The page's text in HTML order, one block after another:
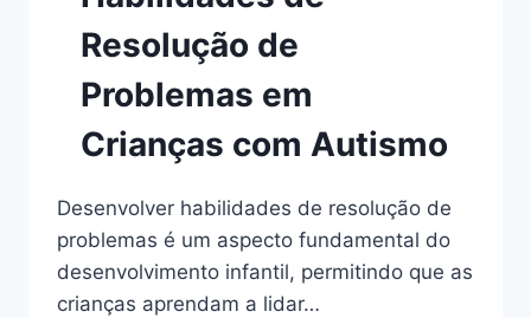
Resolução de
Problemas em
Crianças com Autismo
Desenvolver habilidades de resolução de
problemas é um aspecto fundamental do
desenvolvimento infantil, permitindo que as
crianças aprendam a lidar…